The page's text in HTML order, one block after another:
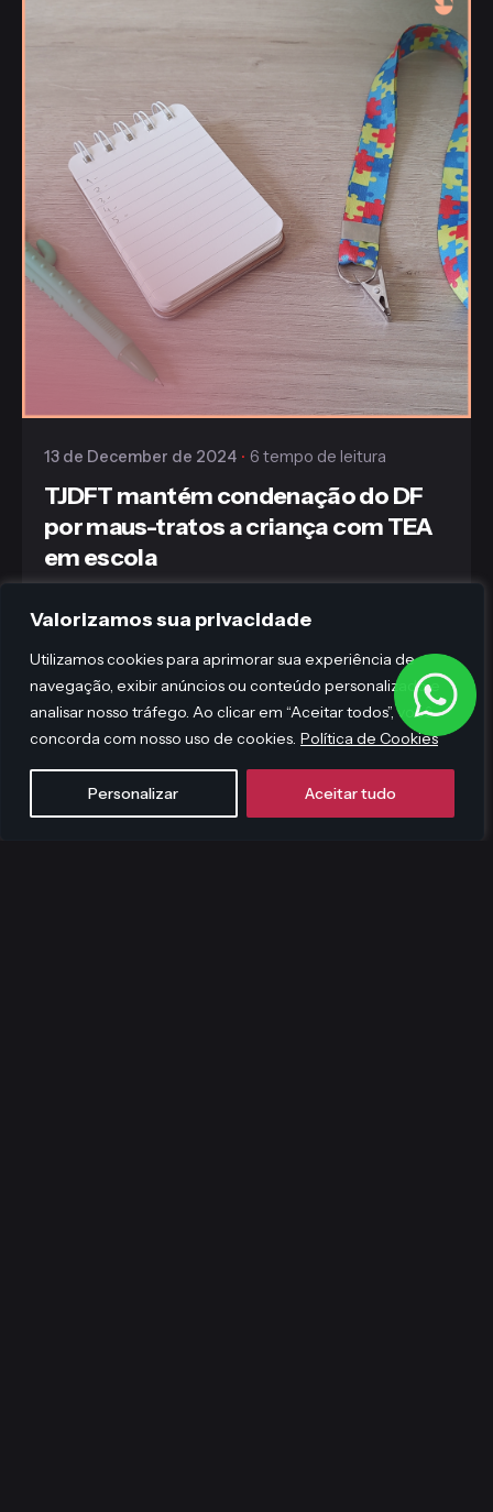
Valorizamos sua privacidade
Utilizamos cookies para aprimorar sua experiência de
navegação, exibir anúncios ou conteúdo personalizado e
analisar nosso tráfego. Ao clicar em “Aceitar todos”, você
concorda com nosso uso de cookies. Política de Cookies
Personalizar Aceitar tudo
Publicado
Gaiofato & Galvão
13 de December de 2024 6 tempo de leitura
TJDFT mantém condenação do DF
por maus-tratos a criança com TEA
em escola
Territórios (TJDFT) confirmou a...
Jurídico
Ler mais